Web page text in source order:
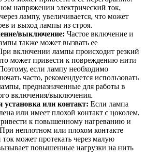
напряжении электрический ток,
лампу, увеличивается, что может
и выход лампы из строя.
выключение: Частое включение и
также может вызвать ее
включении лампы происходит резкий
может привести к повреждению нити
если лампу необходимо
часто, рекомендуется использовать
предназначенные для работы в
включения/выключения.
установка или контакт: Если лампа
или имеет плохой контакт с цоколем,
к повышенному нагреванию и
неплотном или плохом контакте
ток может протекать через малую
повышенные нагрузки на нить